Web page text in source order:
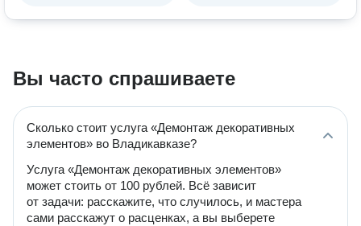
Вы часто спрашиваете
Сколько стоит услуга «Демонтаж декоративных
элементов» во Владикавказе?
Услуга «Демонтаж декоративных элементов»
может стоить от 100 рублей. Всё зависит
от задачи: расскажите, что случилось, и мастера
сами расскажут о расценках, а вы выберете